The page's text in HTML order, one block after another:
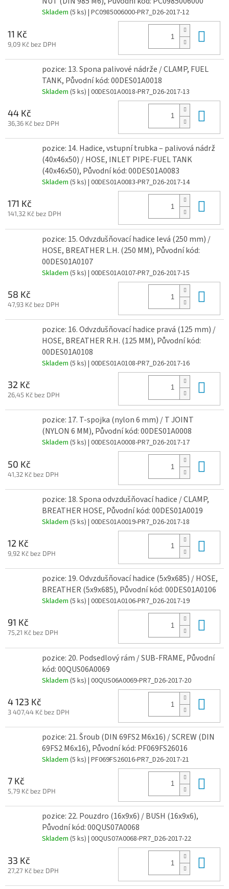
Skladem (5 ks) | PC0985006000-PR7_D26-2017-12
11 Kč
9,09 Kč bez DPH
pozice: 13. Spona palivové nádrže / CLAMP, FUEL
TANK, Původní kód: 00DES01A0018
Skladem (5 ks) | 00DES01A0018-PR7_D26-2017-13
44 Kč
36,36 Kč bez DPH
pozice: 14. Hadice, vstupní trubka – palivová nádrž
(40x46x50) / HOSE, INLET PIPE-FUEL TANK
(40x46x50), Původní kód: 00DES01A0083
Skladem (5 ks) | 00DES01A0083-PR7_D26-2017-14
171 Kč
141,32 Kč bez DPH
pozice: 15. Odvzdušňovací hadice levá (250 mm) /
HOSE, BREATHER L.H. (250 MM), Původní kód:
00DES01A0107
Skladem (5 ks) | 00DES01A0107-PR7_D26-2017-15
58 Kč
47,93 Kč bez DPH
pozice: 16. Odvzdušňovací hadice pravá (125 mm) /
HOSE, BREATHER R.H. (125 MM), Původní kód:
00DES01A0108
Skladem (5 ks) | 00DES01A0108-PR7_D26-2017-16
32 Kč
26,45 Kč bez DPH
pozice: 17. T-spojka (nylon 6 mm) / T JOINT
(NYLON 6 MM), Původní kód: 00DES01A0008
Skladem (5 ks) | 00DES01A0008-PR7_D26-2017-17
50 Kč
41,32 Kč bez DPH
pozice: 18. Spona odvzdušňovací hadice / CLAMP,
BREATHER HOSE, Původní kód: 00DES01A0019
Skladem (5 ks) | 00DES01A0019-PR7_D26-2017-18
12 Kč
9,92 Kč bez DPH
pozice: 19. Odvzdušňovací hadice (5x9x685) / HOSE,
BREATHER (5x9x685), Původní kód: 00DES01A0106
Skladem (5 ks) | 00DES01A0106-PR7_D26-2017-19
91 Kč
75,21 Kč bez DPH
pozice: 20. Podsedlový rám / SUB-FRAME, Původní
kód: 00QUS06A0069
Skladem (5 ks) | 00QUS06A0069-PR7_D26-2017-20
4 123 Kč
3 407,44 Kč bez DPH
pozice: 21. Šroub (DIN 69FS2 M6x16) / SCREW (DIN
69FS2 M6x16), Původní kód: PF069FS26016
Skladem (5 ks) | PF069FS26016-PR7_D26-2017-21
7 Kč
5,79 Kč bez DPH
pozice: 22. Pouzdro (16x9x6) / BUSH (16x9x6),
Původní kód: 00QUS07A0068
Skladem (5 ks) | 00QUS07A0068-PR7_D26-2017-22
33 Kč
27,27 Kč bez DPH